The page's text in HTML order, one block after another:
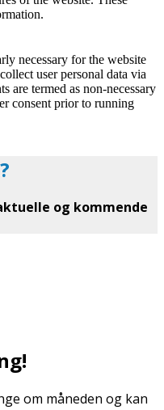
necessary for the website
user personal data via
are termed as non-necessary
consent prior to running
og kommende
om måneden og kan